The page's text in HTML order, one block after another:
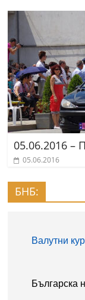
05.06.2016 –
05.06.2016
БНБ: